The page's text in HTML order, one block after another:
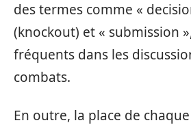
des termes comme «
(knockout) et « submission
fréquents dans les
combats.
En outre, la place de